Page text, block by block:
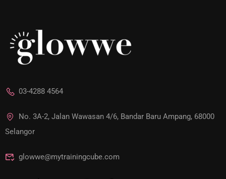
03-4288 4564
No. 3A-2, Jalan Wawasan 4/6, Bandar Baru Ampang, 68000
Selangor
glowwe@mytrainingcube.com